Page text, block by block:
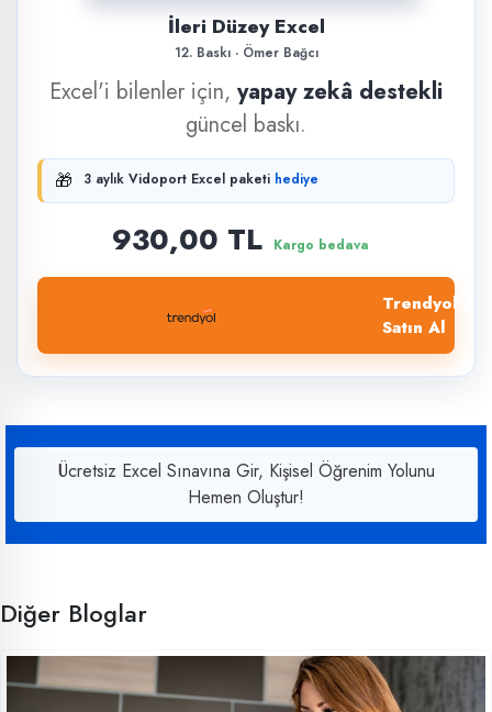
İleri Düzey Excel
12. Baskı · Ömer Bağcı
Excel'i bilenler için, yapay zekâ destekli
güncel baskı.
🎁 3 aylık Vidoport Excel paketi hediye
930,00 TL Kargo bedava
Trendyol'dan
Satın Al
Ücretsiz Excel Sınavına Gir, Kişisel Öğrenim Yolunu
Hemen Oluştur!
Diğer Bloglar